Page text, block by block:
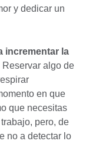
y dedicar un
incrementar la
Reservar algo de
en que
que necesitas
pero, de
no a detectar lo